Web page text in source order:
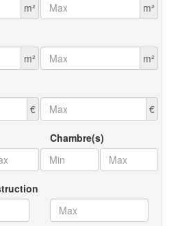
m²
m²
m²
m²
€
€
Chambre(s)